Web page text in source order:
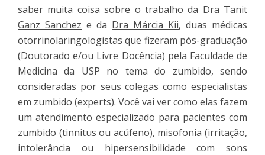
saber muita coisa sobre o trabalho da Dra Tanit
Ganz Sanchez e da Dra Márcia Kii, duas médicas
otorrinolaringologistas que fizeram pós-graduação
(Doutorado e/ou Livre Docência) pela Faculdade de
Medicina da USP no tema do zumbido, sendo
consideradas por seus colegas como especialistas
em zumbido (experts). Você vai ver como elas fazem
um atendimento especializado para pacientes com
zumbido (tinnitus ou acúfeno), misofonia (irritação,
intolerância ou hipersensibilidade com sons